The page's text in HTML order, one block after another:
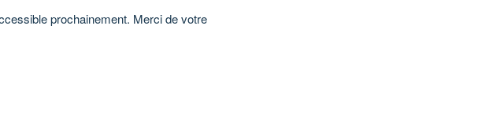
prochainement. Merci de votre